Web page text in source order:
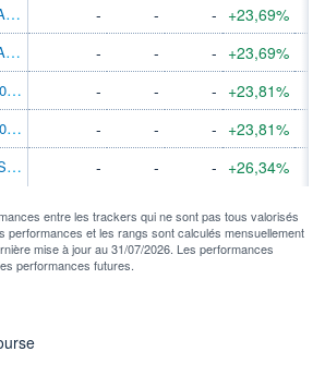
AMUNDI S&P 500 SWAP ETF EUR ACC
- - - +23,69%
AMUNDI S&P 500 SWAP ETF USD ACC
- - - +23,69%
AMUNDI CORE S&P 500 SWAP ETF EUR DIST
- - - +23,81%
AMUNDI CORE S&P 500 SWAP ETF ACC
- - - +23,81%
AMUNDI PEA MSCI USA ESG SEL ETF - EUR
- - - +26,34%
entre les trackers qui ne sont pas tous valorisés
performances et les rangs sont calculés mensuellement
mise à jour au 31/07/2026. Les performances
performances futures.